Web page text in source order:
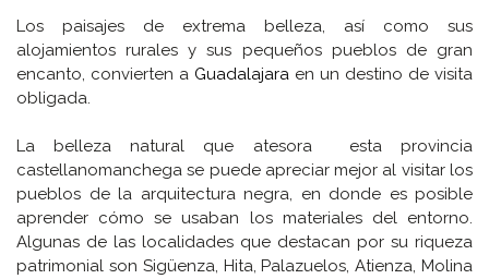
Los paisajes de extrema belleza, así como sus
alojamientos rurales y sus pequeños pueblos de gran
encanto, convierten a Guadalajara en un destino de visita
obligada.
La belleza natural que atesora esta provincia
castellanomanchega se puede apreciar mejor al visitar los
pueblos de la arquitectura negra, en donde es posible
aprender cómo se usaban los materiales del entorno.
Algunas de las localidades que destacan por su riqueza
patrimonial son Sigüenza, Hita, Palazuelos, Atienza, Molina